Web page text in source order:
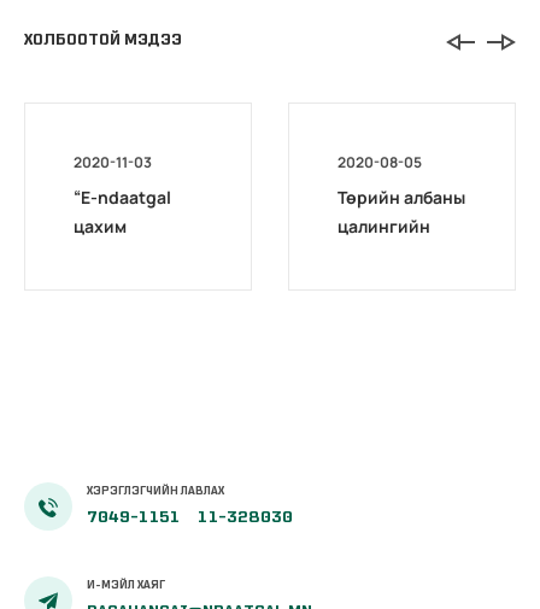
ХОЛБООТОЙ МЭДЭЭ
2020-11-03
“E-ndaatgal
цахим
2020-08-05
Төрийн албаны
цалингийн
ХЭРЭГЛЭГЧИЙН ЛАВЛАХ
7049-1151 11-328030
И-МЭЙЛ ХАЯГ